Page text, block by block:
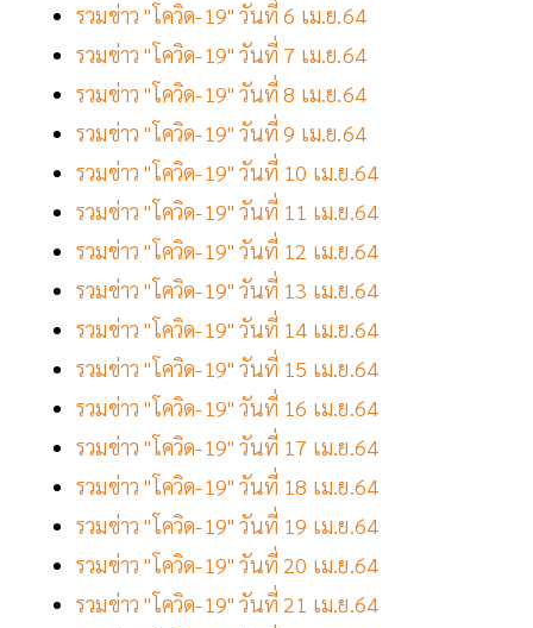
รวมข่าว "โควิด-19" วันที่ 6 เม.ย.64
รวมข่าว "โควิด-19" วันที่ 7 เม.ย.64
รวมข่าว "โควิด-19" วันที่ 8 เม.ย.64
รวมข่าว "โควิด-19" วันที่ 9 เม.ย.64
รวมข่าว "โควิด-19" วันที่ 10 เม.ย.64
รวมข่าว "โควิด-19" วันที่ 11 เม.ย.64
รวมข่าว "โควิด-19" วันที่ 12 เม.ย.64
รวมข่าว "โควิด-19" วันที่ 13 เม.ย.64
รวมข่าว "โควิด-19" วันที่ 14 เม.ย.64
รวมข่าว "โควิด-19" วันที่ 15 เม.ย.64
รวมข่าว "โควิด-19" วันที่ 16 เม.ย.64
รวมข่าว "โควิด-19" วันที่ 17 เม.ย.64
รวมข่าว "โควิด-19" วันที่ 18 เม.ย.64
รวมข่าว "โควิด-19" วันที่ 19 เม.ย.64
รวมข่าว "โควิด-19" วันที่ 20 เม.ย.64
รวมข่าว "โควิด-19" วันที่ 21 เม.ย.64